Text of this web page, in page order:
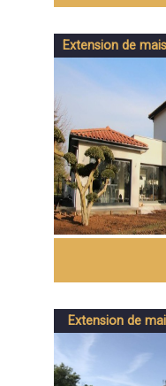
Extension de
Extension de